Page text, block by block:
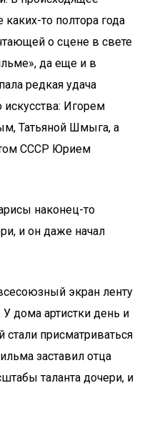
то полтора года
о сцене в свете
да еще и в
редкая удача
искусства: Игорем
Татьяной Шмыга, а
СССР Юрием
наконец-то
и он даже начал
экран ленту
дома артистки день и
присматриваться
заставил отца
таланта дочери, и